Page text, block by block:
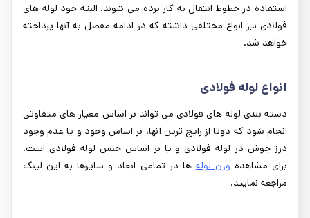
استفاده در خطوط انتقال به کار برده می شوند. البته خود لوله های
فولادی نیز انواع مختلفی داشته که در ادامه مفصل به آنها پرداخته
خواهد شد.
انواع لوله فولادی
دسته بندی لوله های فولادی می تواند بر اساس معیار های متفاوتی
انجام شود که دوتا از رایج ترین آنها، بر اساس وجود و یا عدم وجود
درز جوش در لوله فولادی و یا بر اساس جنس لوله فولادی است.
برای مشاهده وزن لولهها در تمامی ابعاد و سایزها به این لینک
مراجعه نمایید.